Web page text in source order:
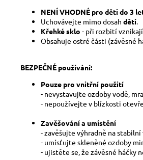
NENÍ VHODNÉ pro děti do 3
Uchovávejte mimo dosah dětí.
Křehké sklo - při rozbití
Obsahuje ostré části (závěsné
BEZPEČNÉ používání:
Pouze pro vnitřní použití
- nevystavujte ozdoby vodě,
- nepoužívejte v blízkosti
Zavěšování a umístění
- zavěšujte výhradně na
- umísťujte skleněné ozdoby
- ujistěte se, že závěsné háčky